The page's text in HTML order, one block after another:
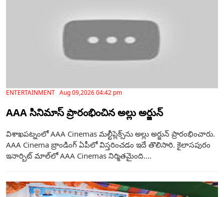
ENTERTAINMENT Aug 09,2026 04:42 pm
AAA సినిమాస్ ప్రారంభించిన అల్లు అర్జున్
విశాఖ‌ప‌ట్నంలో AAA Cinemas మల్టీప్లెక్స్‌ను అల్లు అర్జున్ ప్రారంభించారు.
AAA Cinema బ్రాండింగ్ ఏపీలో విస్తరించడం ఇదే తొలిసారి. కైలాసపురం
ఇనార్బిట్ మాల్‌లో AAA Cinemas నిర్మితమైంది....